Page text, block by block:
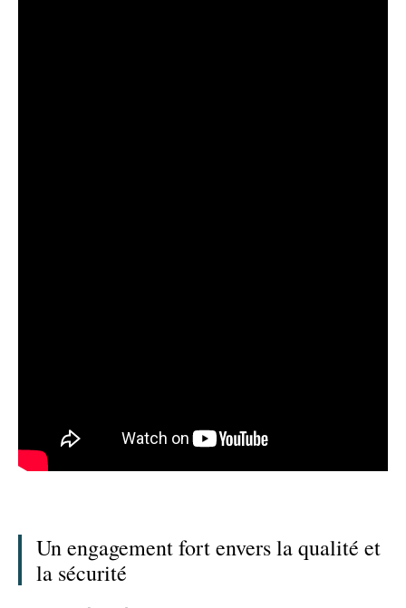
Un engagement fort envers la qualité et
la sécurité